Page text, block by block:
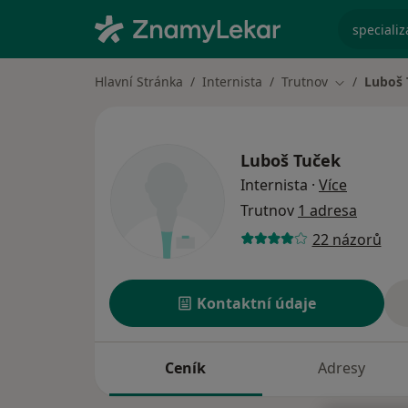
Hlavní Stránka Internista Trutnov ZměnaLuboš
Luboš Tuček
Internista · Více
Trutnov 1 adresa
22 názorů
Kontaktní údaje
Ceník Adresy